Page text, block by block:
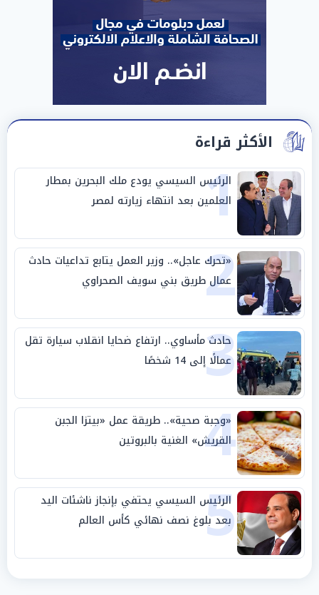
الأكثر قراءة
1
الرئيس السيسي يودع ملك البحرين بمطار
العلمين بعد انتهاء زيارته لمصر
2
«تحرك عاجل».. وزير العمل يتابع تداعيات حادث
عمال طريق بني سويف الصحراوي
3
حادث مأساوي.. ارتفاع ضحايا انقلاب سيارة تقل
عمالًا إلى 14 شخصًا
4
«وجبة صحية».. طريقة عمل «بيتزا الجبن
القريش» الغنية بالبروتين
5
الرئيس السيسي يحتفي بإنجاز ناشئات اليد
بعد بلوغ نصف نهائي كأس العالم